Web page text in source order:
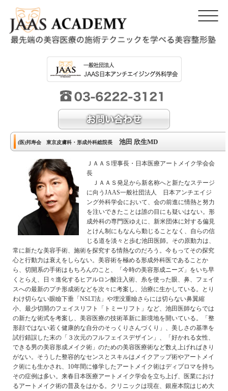
(医)邦寿会 東京皮膚科・形成外科総院長 池田 欣生MD
ＪＡＡＳ理事長・日本医療アートメイク学会会
長
ＪＡＡＳ発足から新名称へと新たなステージ
に向うJAAS一般社団法人 日本アンチエイジ
ング外科学会において、会の前進に情熱と努力
を注いできたことは誰の目にも疑いはない。形
成外科の専門医ゆえに、新米団体に対する偏見
とけん制にもなんら動じることなく、自らの信
じる道を淡々と歩む池田医師。その原動力は、
常に新たな美容手術、施術を探究する情熱なのだろう。今もってその探究
心と行動力は衰えをしらない。美容術を極める形成外科医であることか
ら、切開系の手術はもちろんのこと、「今時の美容形成ニーズ」をいち早
くとらえ、日々進化するヒアルロン酸注入術、糸を使った眼、鼻、フェイ
スへの最新のプチ形成術などを次々に考案し、治療に生かしている。とり
わけ切らない眼瞼下垂「NSLT法」や埋没重瞼さらには切らない鼻翼縮
小、最少切開のフェイスリフト「トミーリフト」など、池田医師ならでは
の新たな術式を考案し、美容医療の技術革新に新境地を開いている。「整
形顔ではない若く健康的な自分のそっくりさんづくり」、美しさの基準を
試行錯誤した末の「３次元のフルフェイスデザイン」、「好かれる女性、
できる男の美容形成メイク術」のための美容医療術など数え上げればきり
がない。そうした整容的なセンスとスキルはメイクアップ術やアートメイ
ク術にも生かされ、10年間に修学したアートメイク術はディプロマを持ち
その症例は多い。来春日本医療アートメイク学会を立ち上げ、医業におけ
るアートメイク術の普及をはかる。クリニックは現在、銀座本院はじめ大